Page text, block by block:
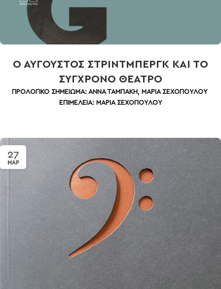
Ο ΑΥΓΟΥΣΤΟΣ ΣΤΡΙΝΤΜΠΕΡΓΚ ΚΑΙ ΤΟ
ΣΥΓΧΡΟΝΟ ΘΕΑΤΡΟ
ΠΡΟΛΟΓΙΚΟ ΣΗΜΕΙΩΜΑ: ΑΝΝΑ ΤΑΜΠΑΚΗ, ΜΑΡΙΑ ΣΕΧΟΠΟΥΛΟΥ
ΕΠΙΜΕΛΕΙΑ: ΜΑΡΙΑ ΣΕΧΟΠΟΥΛΟΥ
27
ΜΑΡ